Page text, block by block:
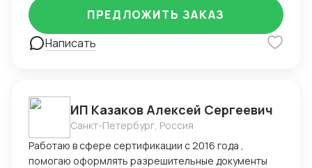
Написать
ПРЕДЛОЖИТЬ ЗАКАЗ
ИП Казаков Алексей Сергеевич
Санкт-Петербург, Россия
Работаю в сфере сертификации с 2016 года ,
помогаю оформлять разрешительные документы